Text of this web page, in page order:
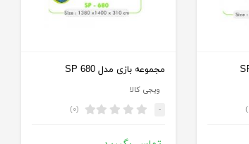
مجموعه بازی مدل SP 680
ویجی کالا
- (۰)